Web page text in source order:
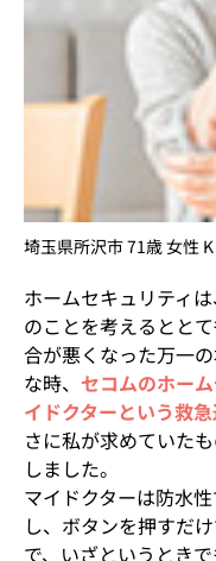
埼玉県所沢市 71歳 女性
ホームセキュリティ
のことを考えるとと
合が悪くなった万一
な時、 セコムのホー
イドクターという救
さに私が求めていた
しました。
マイドクターは防水
し、ボタンを押すだ
で、いざというときで